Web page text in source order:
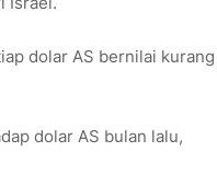
dolar AS bernilai kurang
dolar AS bulan lalu,